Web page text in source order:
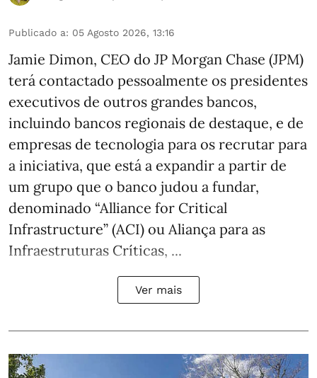
Publicado a: 05 Agosto 2026, 13:16
Jamie Dimon, CEO do JP Morgan Chase (JPM)
terá contactado pessoalmente os presidentes
executivos de outros grandes bancos,
incluindo bancos regionais de destaque, e de
empresas de tecnologia para os recrutar para
a iniciativa, que está a expandir a partir de
um grupo que o banco judou a fundar,
denominado “Alliance for Critical
Infrastructure” (ACI) ou Aliança para as
Infraestruturas Críticas, ...
Ver mais